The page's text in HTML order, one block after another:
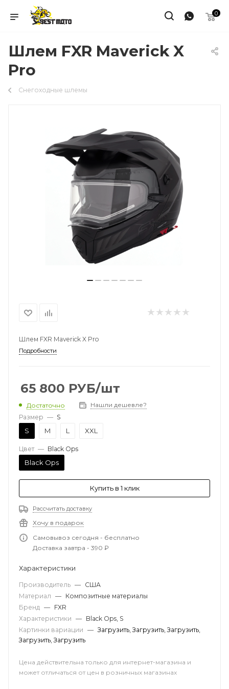
0
Шлем FXR Maverick X
Pro
Снегоходные шлемы
Шлем FXR Maverick X Pro
Подробности
65 800 РУБ/шт
Достаточно
Нашли дешевле?
Размер — S
S M L XXL
Цвет — Black Ops
Black Ops
Купить в 1 клик
Рассчитать доставку
Хочу в подарок
Самовывоз сегодня - бесплатно
Доставка завтра - 390 ₽
Характеристики
Производитель — США
Материал — Композитные материалы
Бренд — FXR
Характеристики — Black Ops, S
Картинки вариации — Загрузить,Загрузить,Загрузить,
Загрузить,Загрузить
Цена действительна только для интернет-магазина и
может отличаться от цен в розничных магазинах